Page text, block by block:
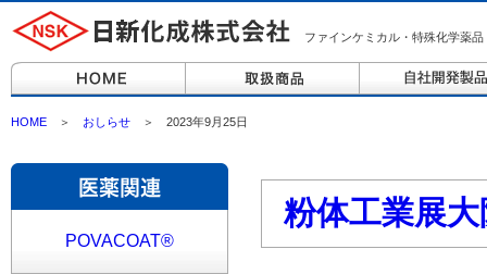
ファインケミカル・特殊化学薬
HOME ＞ おしらせ ＞ 2023年9月25日
POVACOAT®
粉体工業展